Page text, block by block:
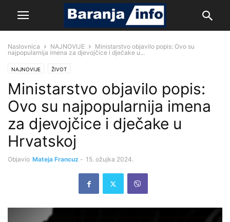
Naslovnica NAJNOVIJE
Ministarstvo objavilo popis: Ovo su
najpopularnija imena za djevojčice i dječake u...
NAJNOVIJE ŽIVOT
Ministarstvo objavilo popis:
Ovo su najpopularnija imena
za djevojčice i dječake u
Hrvatskoj
Objavio Mateja Francuz - 15. ožujka 2024.